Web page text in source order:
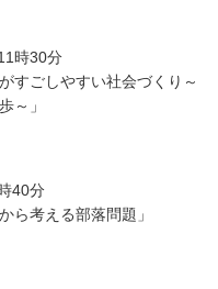
時30分
すごしやすい社会づくり～
～」
40分
ら考える部落問題」